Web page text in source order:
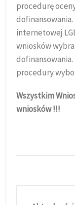
procedurę
internetowej
wniosków
procedury
Wszystkim
wniosków !!!